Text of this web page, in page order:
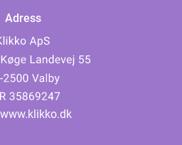
Adress
www.klikko.dk